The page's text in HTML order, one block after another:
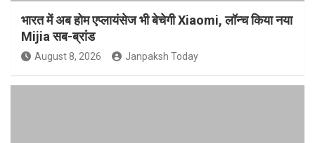
भारत में अब होम एप्लायंसेज भी बेचेगी Xiaomi, लॉन्च किया नया
Mijia सब-ब्रांड
August 8, 2026 Janpaksh Today